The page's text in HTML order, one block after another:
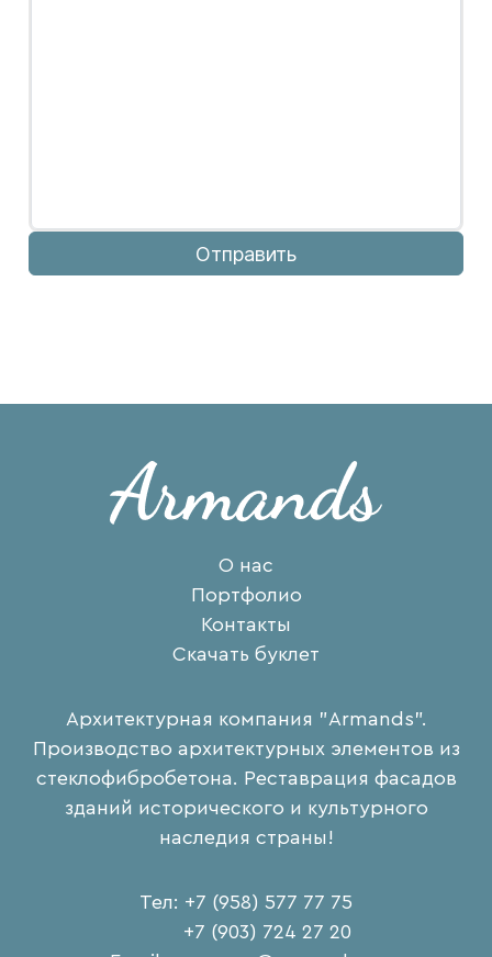
Отправить
О нас
Портфолио
Контакты
Скачать буклет
Архитектурная компания "Armands".
Производство архитектурных элементов из
стеклофибробетона. Реставрация фасадов
зданий исторического и культурного
наследия страны!
Тел: +7 (958) 577 77 75
+7 (903) 724 27 20